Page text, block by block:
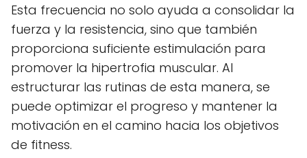
Esta frecuencia no solo ayuda a consolidar la
fuerza y la resistencia, sino que también
proporciona suficiente estimulación para
promover la hipertrofia muscular. Al
estructurar las rutinas de esta manera, se
puede optimizar el progreso y mantener la
motivación en el camino hacia los objetivos
de fitness.